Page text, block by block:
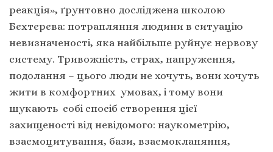
реакція», ґрунтовно досліджена школою
Бєхтєрєва: потрапляння людини в ситуацію
невизначеності, яка найбільше руйнує нервову
систему. Тривожність, страх, напруження,
подолання – цього люди не хочуть, вони хочуть
жити в комфортних умовах, і тому вони
шукають собі спосіб створення цієї
захищеності від невідомого: наукометрію,
взаємоцитування, бази, взаємокланяння,